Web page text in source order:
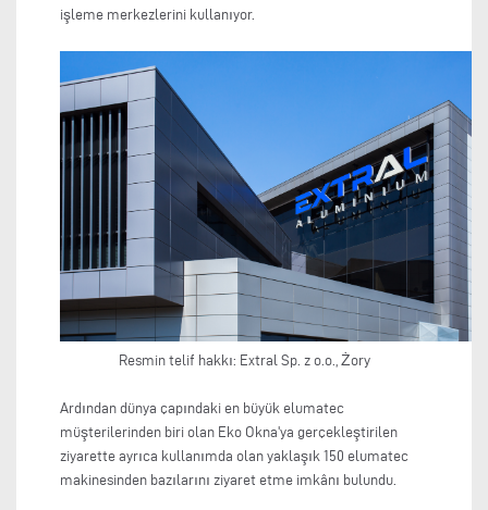
işleme merkezlerini kullanıyor.
Resmin telif hakkı: Extral Sp. z o.o., Żory
Ardından dünya çapındaki en büyük elumatec
müşterilerinden biri olan Eko Okna'ya gerçekleştirilen
ziyarette ayrıca kullanımda olan yaklaşık 150 elumatec
makinesinden bazılarını ziyaret etme imkânı bulundu.